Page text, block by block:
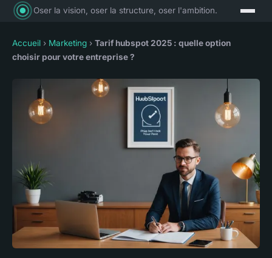
Oser la vision, oser la structure, oser l'ambition.
Accueil › Marketing › Tarif hubspot 2025 : quelle option
choisir pour votre entreprise ?